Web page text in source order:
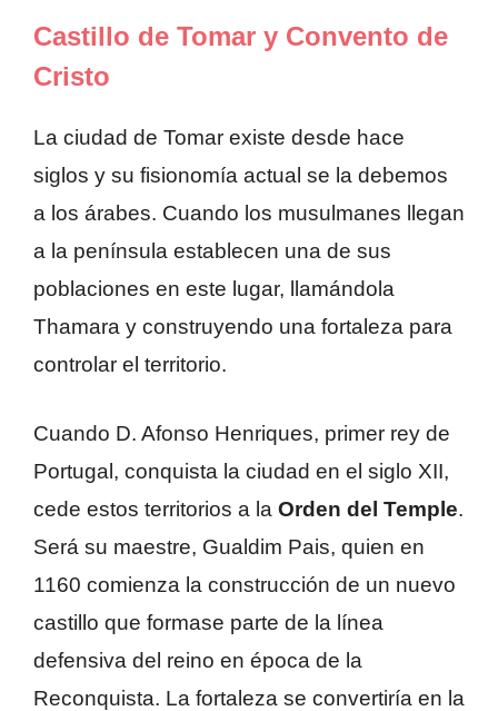
Castillo de Tomar y Convento de
Cristo
La ciudad de Tomar existe desde hace
siglos y su fisionomía actual se la debemos
a los árabes. Cuando los musulmanes llegan
a la península establecen una de sus
poblaciones en este lugar, llamándola
Thamara y construyendo una fortaleza para
controlar el territorio.
Cuando D. Afonso Henriques, primer rey de
Portugal, conquista la ciudad en el siglo XII,
cede estos territorios a la Orden del Temple.
Será su maestre, Gualdim Pais, quien en
1160 comienza la construcción de un nuevo
castillo que formase parte de la línea
defensiva del reino en época de la
Reconquista. La fortaleza se convertiría en la